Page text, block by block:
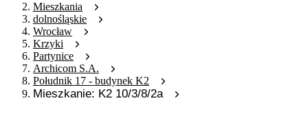
Mieszkania
dolnośląskie
Wrocław
Krzyki
Partynice
Archicom S.A.
Południk 17 - budynek K2
Mieszkanie: K2 10/3/8/2a